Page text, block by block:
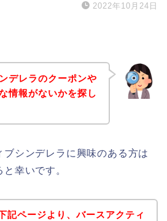
2022年10月24日
デレラのクーポンや
情報がないかを探し
ブシンデレラに興味のある方は
幸いです。
記ページより、バースアクティ